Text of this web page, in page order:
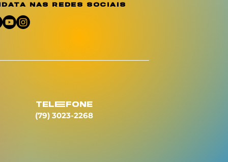
nas redes sociais
telEfone
(79) 3023-2268